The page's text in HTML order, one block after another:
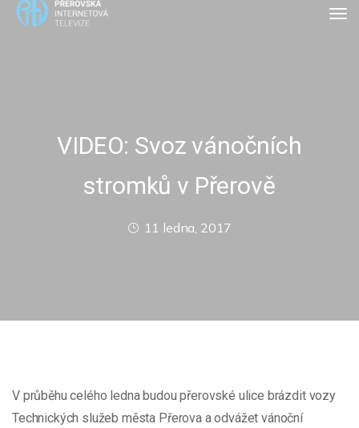
VIDEO: Svoz vánočních
stromků v Přerově
11 ledna, 2017
V průběhu celého ledna budou přerovské ulice brázdit vozy
Technických služeb města Přerova a odvážet vánoční